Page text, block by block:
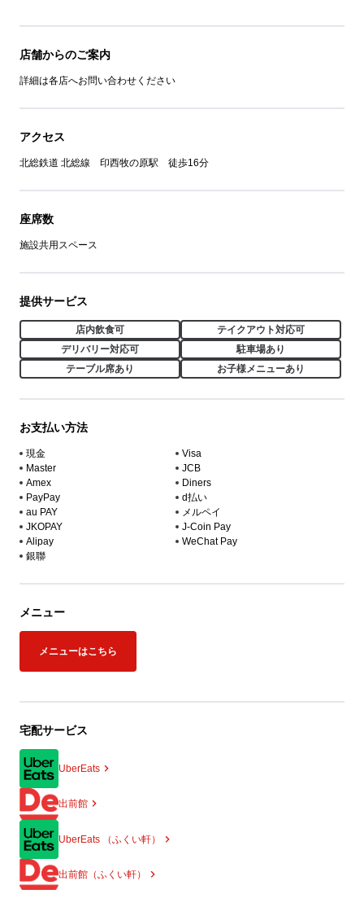
店舗からのご案内
詳細は各店へお問い合わせください
アクセス
北総鉄道 北総線 印西牧の原駅 徒歩16分
座席数
施設共用スペース
提供サービス
店内飲食可
テイクアウト対応可
デリバリー対応可
駐車場あり
テーブル席あり
お子様メニューあり
お支払い方法
現金
Visa
Master
JCB
Amex
Diners
PayPay
d払い
au PAY
メルペイ
JKOPAY
J-Coin Pay
Alipay
WeChat Pay
銀聯
メニュー
メニューはこちら
宅配サービス
UberEats
出前館
UberEats （ふくい軒）
出前館（ふくい軒）